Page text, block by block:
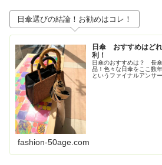
日傘選びの結論！お勧めはコレ！
日傘 おすすめはど
利！
日傘のおすすめは？ 長
品！色々な日傘をここ数
というファイナルアンサ
fashion-50age.com